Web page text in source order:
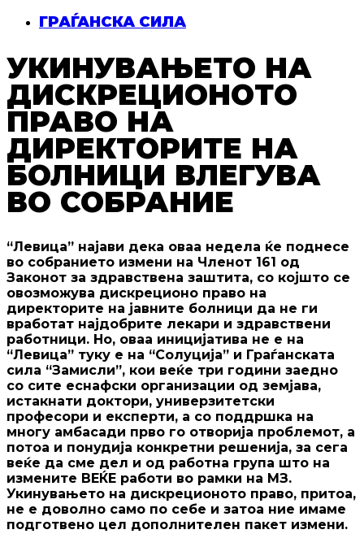
ГРАЃАНСКА СИЛА
УКИНУВАЊЕТО НА
ДИСКРЕЦИОНОТО
ПРАВО НА
ДИРЕКТОРИТЕ НА
БОЛНИЦИ ВЛЕГУВА
ВО СОБРАНИЕ
“Левица” најави дека оваа недела ќе поднесе
во собранието измени на Членот 161 од
Законот за здравствена заштита, со којшто се
овозможува дискреционо право на
директорите на јавните болници да не ги
вработат најдобрите лекари и здравствени
работници. Но, оваа иницијатива не е на
“Левица” туку е на “Солуција” и Граѓанската
сила “Замисли”, кои веќе три години заедно
со сите еснафски организации од земјава,
истакнати доктори, универзитетски
професори и експерти, а со поддршка на
многу амбасади прво го отворија проблемот, а
потоа и понудија конкретни решенија, за сега
веќе да сме дел и од работна група што на
измените ВЕЌЕ работи во рамки на МЗ.
Укинувањето на дискреционото право, притоа,
не е доволно само по себе и затоа ние имаме
подготвено цел дополнителен пакет измени.